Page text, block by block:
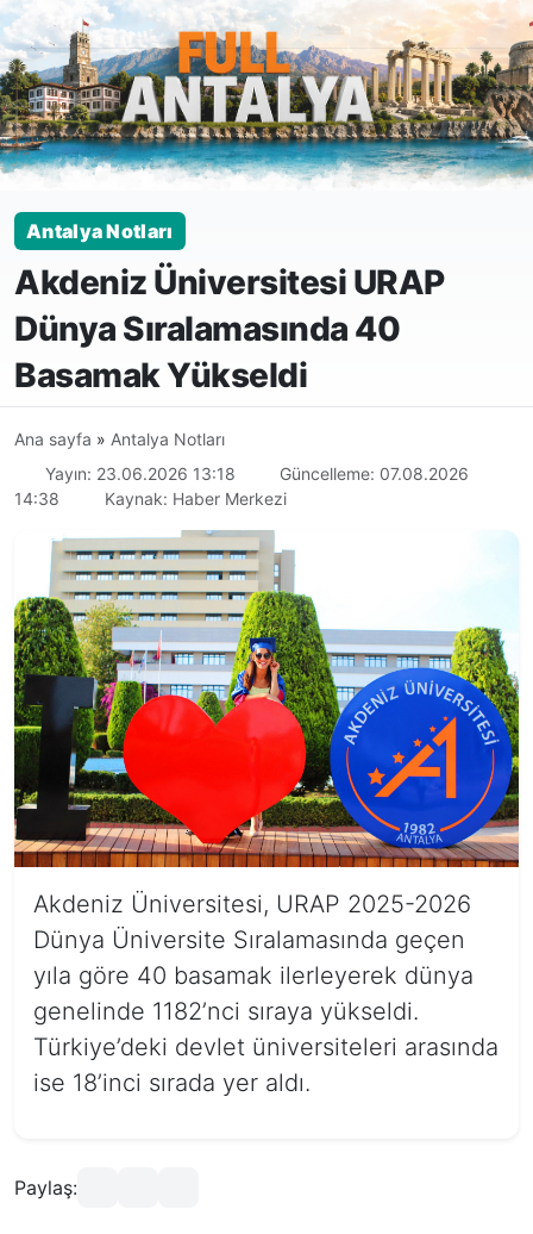
Antalya Notları
Akdeniz Üniversitesi URAP
Dünya Sıralamasında 40
Basamak Yükseldi
Ana sayfa » Antalya Notları
Yayın: 23.06.2026 13:18
Güncelleme: 07.08.2026
14:38
Kaynak: Haber Merkezi
Akdeniz Üniversitesi, URAP 2025-2026
Dünya Üniversite Sıralamasında geçen
yıla göre 40 basamak ilerleyerek dünya
genelinde 1182’nci sıraya yükseldi.
Türkiye’deki devlet üniversiteleri arasında
ise 18’inci sırada yer aldı.
Paylaş: